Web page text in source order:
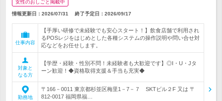
女性のおしごと掲載中
情報更新日：2026/07/31 終了予定日： 2026/09/17
仕事内容
【手厚い研修で未経験でも安心スタート！】飲食店舗で利用され
るPOSレジをはじめとした各種システムの操作説明や問い合せ対
応などをお任せします。
対象と
なる方
【学歴・経験・性別不問！未経験者も大歓迎です】◎I・U・Jタ
ーン歓迎！◆資格取得支援＆手当も充実◆
勤務地
〒166－0011 東京都杉並区梅里1－7－７ SKTビル２F 又は 〒
812-0017 福岡県福…